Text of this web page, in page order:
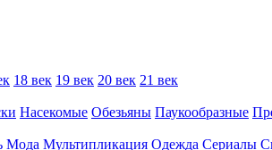
18 век 19 век 20 век 21 век
Насекомые Обезьяны Паукообразные
Мода Мультипликация Одежда Сериалы